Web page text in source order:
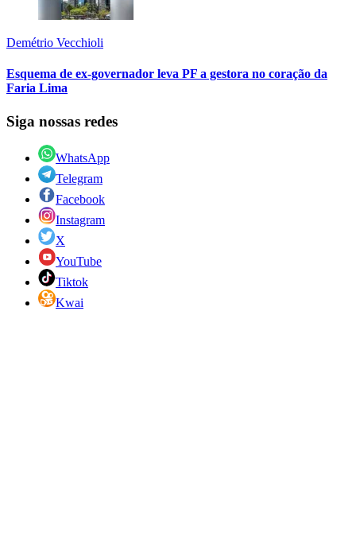
Demétrio Vecchioli
Esquema de ex-governador leva PF a gestora no coração da
Faria Lima
Siga nossas redes
WhatsApp
Telegram
Facebook
Instagram
X
YouTube
Tiktok
Kwai